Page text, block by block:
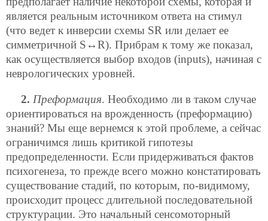
является реальным источником ответа на стимул
(что ведет к инверсии схемы SR или делает ее
симметричной S↔R). Прибрам к тому же показал,
как осуществляется выбор входов (inputs), начиная с
неврологических уровней.
2. Преформация. Необходимо ли в таком случае
ориентироваться на врожденность (преформацию)
знаний? Мы еще вернемся к этой проблеме, а сейчас
ограничимся лишь критикой гипотезы
предопределенности. Если придерживаться фактов
психогенеза, то прежде всего можно констатировать
существование стадий, по которым, по-видимому,
происходит процесс длительной последовательной
структурации. Это начальный сенсомоторный